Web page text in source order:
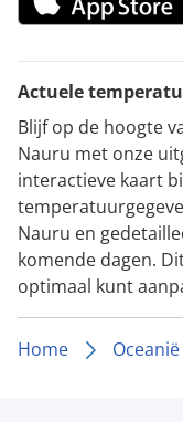
Actuele
Blijf op de hoogte
Nauru met onze
interactieve kaart
Nauru en
komende dagen.
optimaal kunt
Home Oceanië